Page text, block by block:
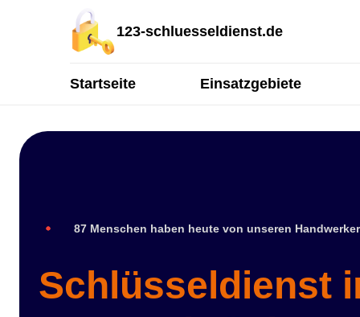
123-schluesseldienst.de
Startseite Einsatzgebiete
87 Menschen haben heute von unseren
Schlüsseldienst